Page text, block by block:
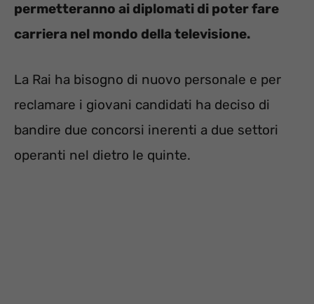
permetteranno ai diplomati di poter fare
carriera nel mondo della televisione.
La Rai ha bisogno di nuovo personale e per
reclamare i giovani candidati ha deciso di
bandire due concorsi inerenti a due settori
operanti nel dietro le quinte.